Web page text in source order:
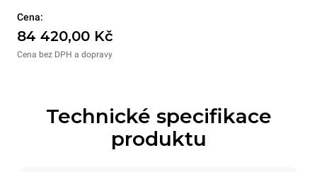
Cena:
84 420,00 Kč
Cena bez DPH a dopravy
Technické specifikace
produktu